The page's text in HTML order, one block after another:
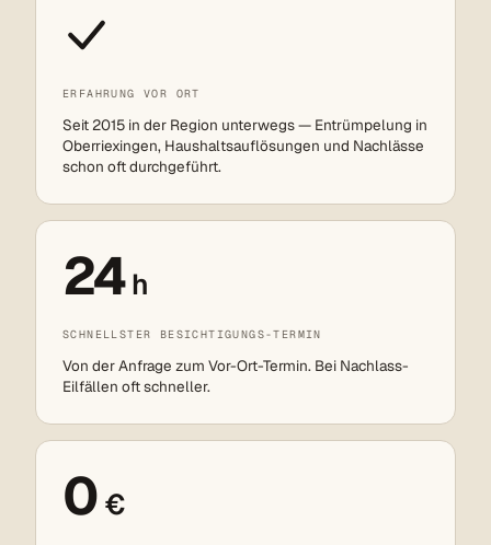
ERFAHRUNG VOR ORT
Seit 2015 in der Region unterwegs — Entrümpelung in
Oberriexingen, Haushaltsauflösungen und Nachlässe
schon oft durchgeführt.
24h
SCHNELLSTER BESICHTIGUNGS-TERMIN
Von der Anfrage zum Vor-Ort-Termin. Bei Nachlass-
Eilfällen oft schneller.
0 €